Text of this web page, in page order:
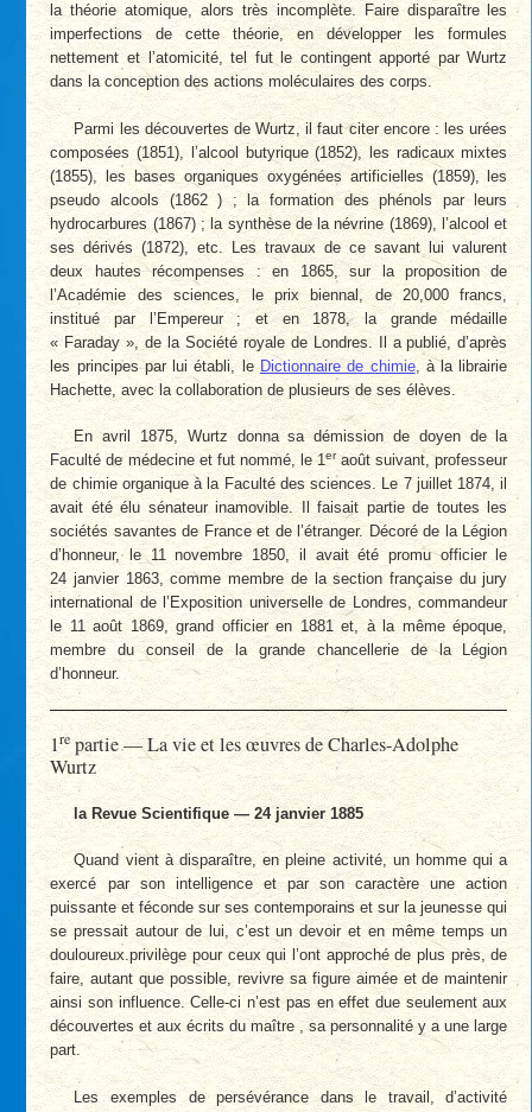
la théorie atomique, alors très incomplète. Faire disparaître les
imperfections de cette théorie, en développer les formules
nettement et l’atomicité, tel fut le contingent apporté par Wurtz
dans la conception des actions moléculaires des corps.
Parmi les découvertes de Wurtz, il faut citer encore : les urées
composées (1851), l’alcool butyrique (1852), les radicaux mixtes
(1855), les bases organiques oxygénées artificielles (1859), les
pseudo­ alcools (1862 ) ; la formation des phénols par leurs
hydrocarbures (1867) ; la synthèse de la névrine (1869), l’alcool et
ses dérivés (1872), etc. Les travaux de ce savant lui valurent
deux hautes récompenses : en 1865, sur la proposition de
l’Académie des sciences, le prix biennal, de 20,000 francs,
institué par l’Empereur ; et en 1878, la grande médaille
« Faraday », de la Société royale de Londres. Il a publié, d’après
les principes par lui établi, le Dictionnaire de chimie, à la librairie
Hachette, avec la collaboration de plusieurs de ses élèves.
En avril 1875, Wurtz donna sa démission de doyen de la
Faculté de médecine et fut nommé, le 1eraoût suivant, professeur
de chimie organique à la Faculté des sciences. Le 7 juillet 1874, il
avait été élu sénateur inamovible. Il faisait partie de toutes les
sociétés savantes de France et de l’étranger. Décoré de la Légion
d’honneur, le 11 novembre 1850, il avait été promu officier le
24 janvier 1863, comme membre de la section française du jury
international de l’Exposition universelle de Londres, commandeur
le 11 août 1869, grand officier en 1881 et, à la même époque,
membre du conseil de la grande chancellerie de la Légion
d’honneur.
1re partie — La vie et les œuvres de Charles-Adolphe
Wurtz
la Revue Scientifique — 24 janvier 1885
Quand vient à disparaître, en pleine activité, un homme qui a
exercé par son intelligence et par son caractère une action
puissante et féconde sur ses contemporains et sur la jeunesse qui
se pressait autour de lui, c’est un devoir et en même temps un
douloureux.privilège pour ceux qui l’ont approché de plus près, de
faire, autant que possible, revivre sa figure aimée et de maintenir
ainsi son influence. Celle-ci n’est pas en effet due seulement aux
découvertes et aux écrits du maître , sa personnalité y a une large
part.
Les exemples de persévérance dans le travail, d’activité